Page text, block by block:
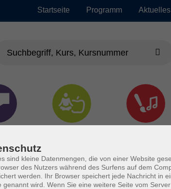
Startseite Programm Aktuelles
sind kleine Datenmengen, die von einer Website
des Nutzers während des Surfens auf dem
werden. Ihr Browser speichert jede Nachricht in
genannt wird. Wenn Sie eine weitere Seite vom